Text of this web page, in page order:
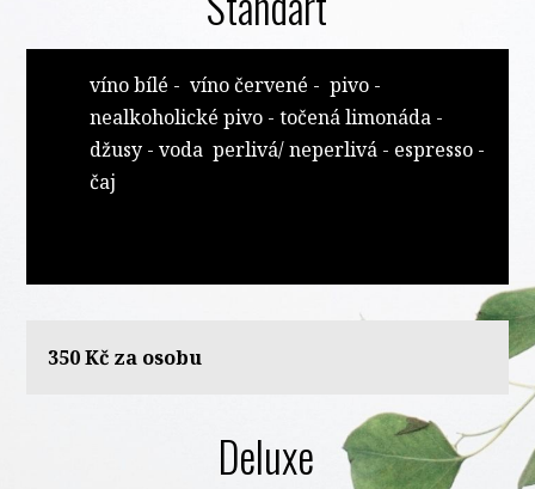
víno bílé - víno červené - pivo -
nealkoholické pivo - točená limonáda -
džusy - voda perlivá/ neperlivá - espresso -
čaj
350 Kč za osobu
Deluxe